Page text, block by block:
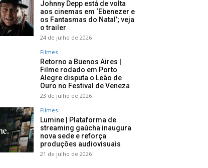
Johnny Depp está de volta
aos cinemas em ‘Ebenezer e
os Fantasmas do Natal’; veja
o trailer
24 de julho de 2026
Filmes
Retorno a Buenos Aires |
Filme rodado em Porto
Alegre disputa o Leão de
Ouro no Festival de Veneza
23 de julho de 2026
Filmes
Lumine | Plataforma de
streaming gaúcha inaugura
nova sede e reforça
produções audiovisuais
21 de julho de 2026